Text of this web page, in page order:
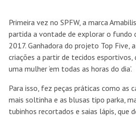
Primeira vez no SPFW, a marca
partida a vontade de explorar o fundo
2017. Ganhadora do projeto Top Five,
criações a partir de tecidos esportivos,
uma mulher ‘em todas as horas do dia’.
Para isso, fez peças práticas como as
mais soltinha e as blusas tipo parka,
tubinhos recortados e saias lápis, que